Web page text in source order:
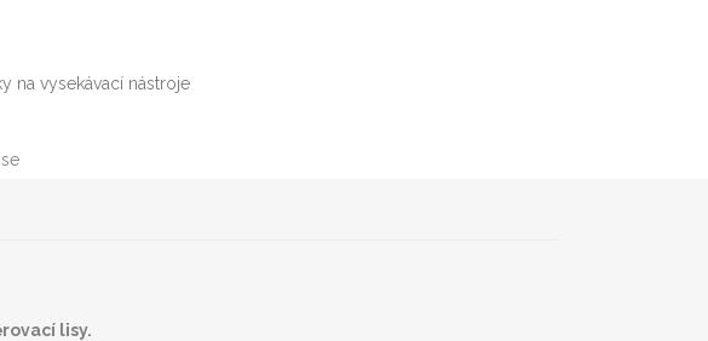
na vysekávací nástroje
lisy.